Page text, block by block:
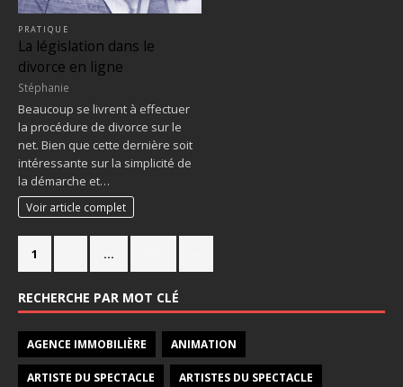
PRATIQUE
La législation dans le
divorce en ligne
Stéphanie
Beaucoup se livrent à effectuer
la procédure de divorce sur le
net. Bien que cette dernière soit
intéressante sur la simplicité de
la démarche et…
Voir article complet
1 …
RECHERCHE PAR MOT CLÉ
AGENCE IMMOBILIÈRE ANIMATION
ARTISTE DU SPECTACLE ARTISTES DU SPECTACLE